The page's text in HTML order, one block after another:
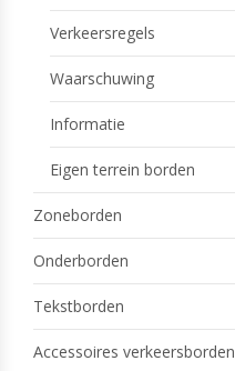
Verkeersregels
Waarschuwing
Informatie
Eigen terrein borden
Zoneborden
Onderborden
Tekstborden
Accessoires verkeersborden